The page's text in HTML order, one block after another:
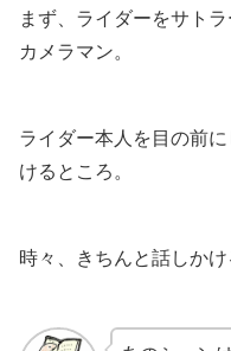
まず、ライダーをサト
カメラマン。
ライダー本人を目の前
けるところ。
時々、きちんと話しか